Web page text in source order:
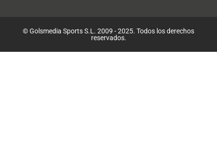
© Golsmedia Sports S.L. 2009 - 2025. Todos los derechos
reservados.